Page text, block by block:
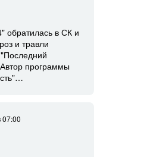
обратилась в СК и
и травли
программы
07:00